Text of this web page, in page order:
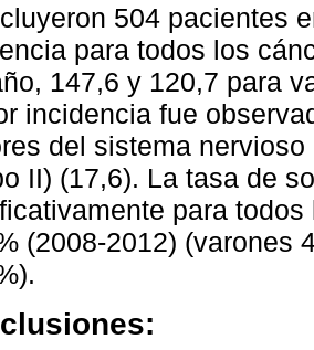
504 pacientes
para todos los
147,6 y 120,7 para
incidencia fue
del sistema
II) (17,6). La tasa de
para
(2008-2012) (varones